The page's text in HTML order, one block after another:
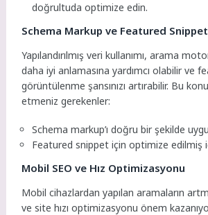
doğrultuda optimize edin.
Schema Markup ve Featured Snippet
Yapılandırılmış veri kullanımı, arama
daha iyi anlamasına yardımcı olabilir ve
görüntülenme şansınızı artırabilir. Bu
etmeniz gerekenler:
Schema markup’ı doğru bir şekilde
Featured snippet için optimize edilmiş
Mobil SEO ve Hız Optimizasyonu
Mobil cihazlardan yapılan aramaların
ve site hızı optimizasyonu önem